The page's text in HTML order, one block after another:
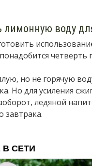
лимонную воду
четверть
но не горячую
Но для усиления
ледяной
завтрака.